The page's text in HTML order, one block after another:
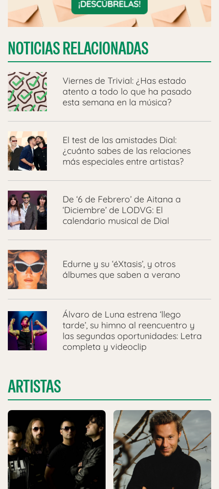
NOTICIAS RELACIONADAS
Viernes de Trivial: ¿Has estado
atento a todo lo que ha pasado
esta semana en la música?
El test de las amistades Dial:
¿cuánto sabes de las relaciones
más especiales entre artistas?
De ‘6 de Febrero’ de Aitana a
‘Diciembre’ de LODVG: El
calendario musical de Dial
Edurne y su ‘éXtasis’, y otros
álbumes que saben a verano
Álvaro de Luna estrena ‘llego
tarde’, su himno al reencuentro y
las segundas oportunidades: Letra
completa y videoclip
ARTISTAS